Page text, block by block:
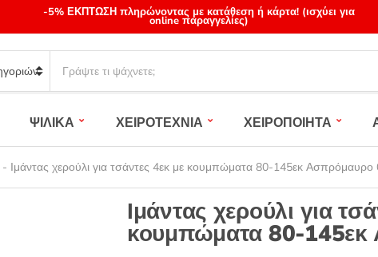
-5% ΕΚΠΤΩΣΗ πληρώνοντας με κατάθεση ή κάρτα! (ισχύει για
online παραγγελίες)
a
c
h
p
ΨΙΛΙΚΑ ΧΕΙΡΟΤΕΧΝΙΑ ΧΕΙΡΟΠΟΙΗΤΑ
- Ιμάντας χερούλι για τσάντες 4εκ με κουμπώματα 80-145εκ Ασπρόμαυρο
Ιμάντας χερούλι για
κουμπώματα 80-